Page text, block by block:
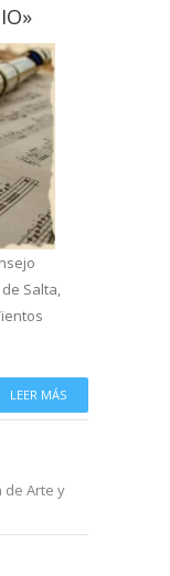
Salta,
LEER MÁS
de Arte y